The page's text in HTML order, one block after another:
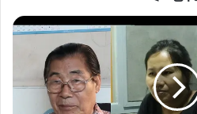
ဝိုင်းမော်မြို့နယ် ရွှေညောင်ပင်ကျေး
အိမ်ထောင်စု ၁၀ စုကို KHCC ၏ အ
ပထမအကြိမ် နေရပ်ပြန်ပို့ခဲ့သည်။
၂၁
စတုတ္ထ